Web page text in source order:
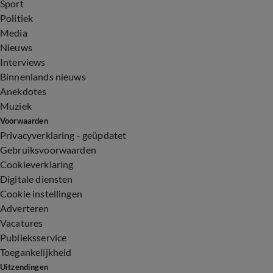
Sport
Politiek
Media
Nieuws
Interviews
Binnenlands nieuws
Anekdotes
Muziek
Voorwaarden
Privacyverklaring - geüpdatet
Gebruiksvoorwaarden
Cookieverklaring
Digitale diensten
Cookie instellingen
Adverteren
Vacatures
Publieksservice
Toegankelijkheid
Uitzendingen